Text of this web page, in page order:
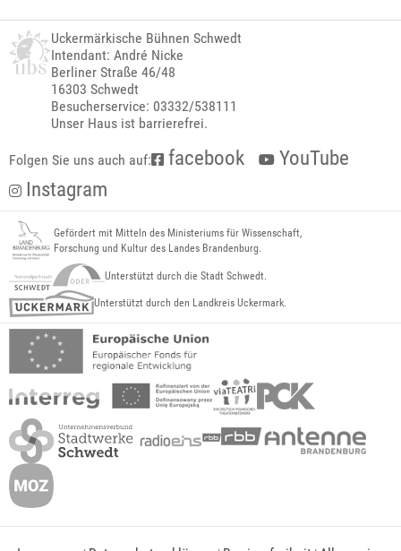
Uckermärkische Bühnen Schwedt
Intendant: André Nicke
Berliner Straße 46/48
16303 Schwedt
Besucherservice: 03332/538111
Unser Haus ist barrierefrei.
Folgen Sie uns auch auf: facebook
YouTube
Instagram
Gefördert mit Mitteln des Ministeriums für Wissenschaft,
Forschung und Kultur des Landes Brandenburg.
Unterstützt durch die Stadt Schwedt.
Unterstützt durch den Landkreis Uckermark.